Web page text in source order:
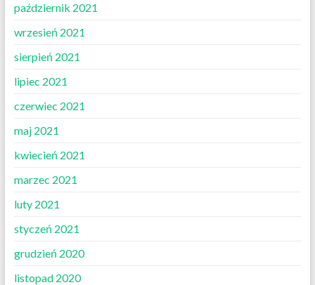
październik 2021
wrzesień 2021
sierpień 2021
lipiec 2021
czerwiec 2021
maj 2021
kwiecień 2021
marzec 2021
luty 2021
styczeń 2021
grudzień 2020
listopad 2020